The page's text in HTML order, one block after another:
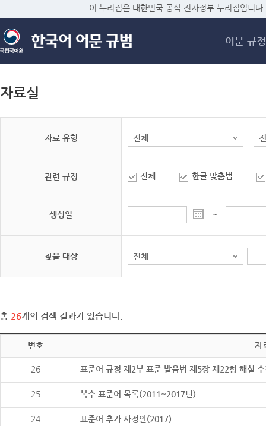
메
이 누리집은 대한민국 공식 전자정부 누리집입니다.
어문 규정
자료실
자료 유형
관련 규정 전체 한글 맞춤법
생성일 ~
찾을 대상
총 26개의 검색 결과가 있습니다.
번호 자
26 표준어 규정 제2부 표준 발음법 제5장 제22항 해설
25 복수 표준어 목록(2011~2017년)
24 표준어 추가 사정안(2017)